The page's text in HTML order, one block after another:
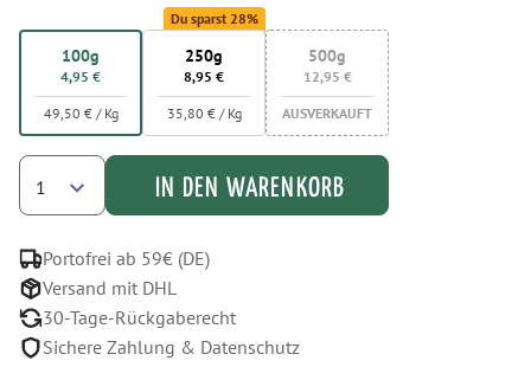
100g
4,95 €
49,50 € / Kg
Du sparst 28%
250g
8,95 €
35,80 € / Kg
500g
12,95 €
AUSVERKAUFT
IN DEN WARENKORB
Portofrei ab 59€ (DE)
Versand mit DHL
30-Tage-Rückgaberecht
Sichere Zahlung & Datenschutz